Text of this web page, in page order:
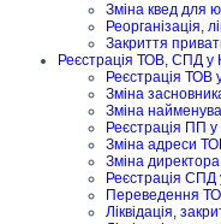
Зміна квед для
Реорганізація,
Закриття
Реєстрація ТОВ, СПД у
Реєстрація ТОВ
Зміна
Зміна
Реєстрація ПП у
Зміна адреси
Зміна
Реєстрація СПД
Переведення
Ліквідація,